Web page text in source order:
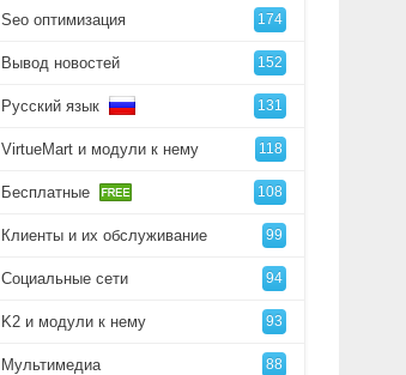
Seo оптимизация 174
Вывод новостей 152
Русский язык 131
VirtueMart и модули к нему 118
Бесплатные 108
Клиенты и их обслуживание 99
Социальные сети 94
K2 и модули к нему 93
Мультимедиа 88